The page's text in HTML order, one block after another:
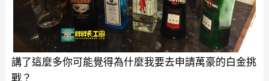
講了這麼多你可能覺得為什麼我要去申請萬豪的白金挑
戰？